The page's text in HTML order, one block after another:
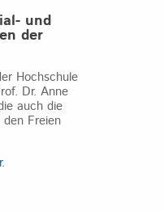
und
der
Hochschule
Dr. Anne
auch die
den Freien
.